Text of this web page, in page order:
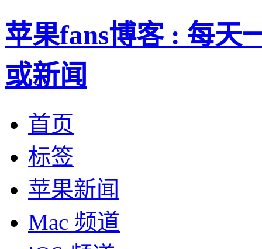
苹果fans博客 : 每天
或新闻
首页
标签
苹果新闻
Mac 频道